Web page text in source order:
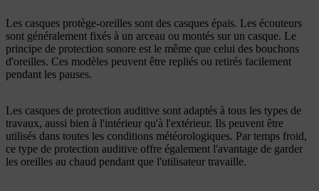
Les casques protège-oreilles sont des casques épais. Les écouteurs
sont généralement fixés à un arceau ou montés sur un casque. Le
principe de protection sonore est le même que celui des bouchons
d'oreilles. Ces modèles peuvent être repliés ou retirés facilement
pendant les pauses.
Les casques de protection auditive sont adaptés à tous les types de
travaux, aussi bien à l'intérieur qu'à l'extérieur. Ils peuvent être
utilisés dans toutes les conditions météorologiques. Par temps froid,
ce type de protection auditive offre également l'avantage de garder
les oreilles au chaud pendant que l'utilisateur travaille.